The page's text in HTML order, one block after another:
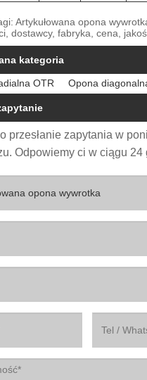
Artykułowana opona
dostawcy, fabryka, cena,
kategoria
OTR Opona
przesłanie zapytania w
Odpowiemy ci w ciągu 24